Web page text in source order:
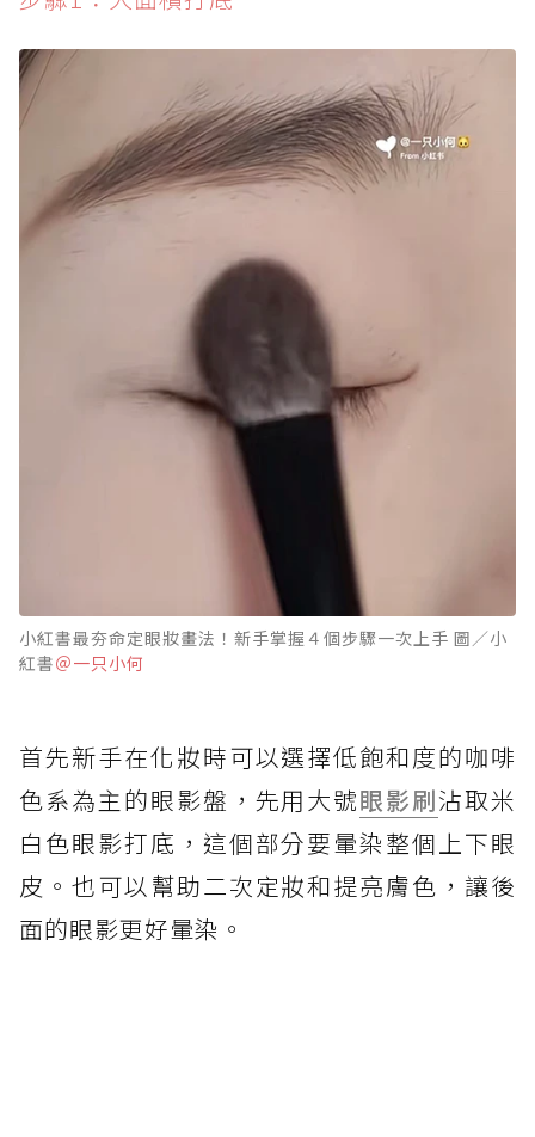
小紅書最夯命定眼妝畫法！新手掌握４個步驟一次上手 圖／小
紅書＠一只小何
首先新手在化妝時可以選擇低飽和度的咖啡
色系為主的眼影盤，先用大號眼影刷沾取米
白色眼影打底，這個部分要暈染整個上下眼
皮。也可以幫助二次定妝和提亮膚色，讓後
面的眼影更好暈染。